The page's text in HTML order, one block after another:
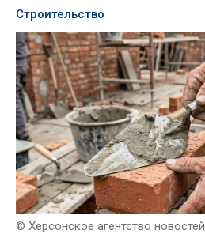
Строительство
© Херсонское агентство новостей